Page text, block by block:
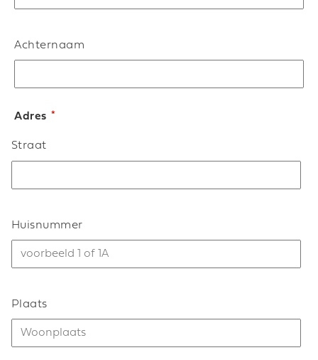
Achternaam
Adres *
Straat
Huisnummer
Plaats